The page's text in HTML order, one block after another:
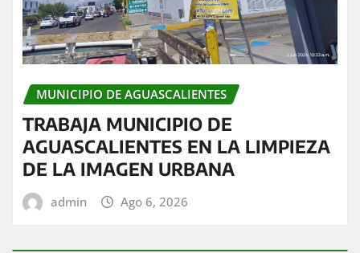
MUNICIPIO DE AGUASCALIENTES
TRABAJA MUNICIPIO DE
AGUASCALIENTES EN LA LIMPIEZA
DE LA IMAGEN URBANA
admin Ago 6, 2026